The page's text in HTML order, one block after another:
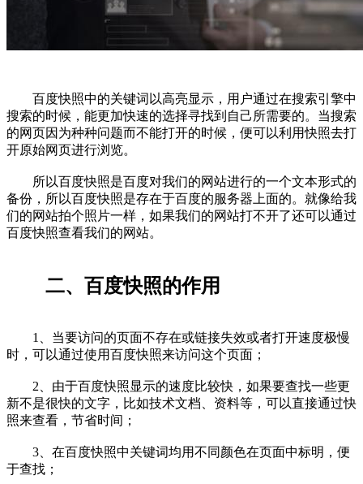
百度快照中的关键词以高亮显示，用户通过在搜索引擎中
搜索的时候，能更加快速的选择寻找到自己所需要的。当搜索
的网页因为种种问题而不能打开的时候，便可以利用快照去打
开原始网页进行浏览。
所以百度快照是百度对我们的网站进行的一个文本形式的
备份，所以百度快照是存在于百度的服务器上面的。就像给我
们的网站拍个照片一样，如果我们的网站打不开了还可以通过
百度快照查看我们的网站。
二、百度快照的作用
1、当要访问的页面不存在或链接失效或者打开速度极慢
时，可以通过使用百度快照来访问这个页面；
2、由于百度快照显示的速度比较快，如果要查找一些更
新不是很快的文字，比如技术文档、资料等，可以直接通过快
照来查看，节省时间；
3、在百度快照中关键词均用不同颜色在页面中标明，便
于查找；